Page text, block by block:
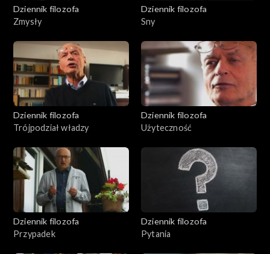
Dziennik filozofa
Zmysły
Dziennik filozofa
Sny
Dziennik filozofa
Trójpodział władzy
Dziennik filozofa
Użyteczność
Dziennik filozofa
Przypadek
Dziennik filozofa
Pytania